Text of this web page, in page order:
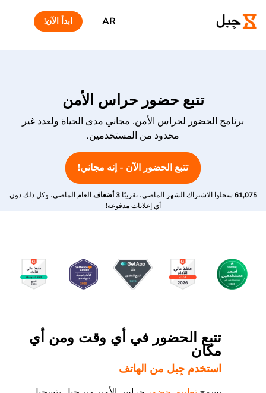
AR ابدأ الآن!
تتبع حضور حراس الأمن
برنامج الحضور لحراس الأمن. مجاني مدى الحياة ولعدد غير
محدود من المستخدمين.
تتبع الحضور الآن - إنه مجاني!
61,075 سجلوا الاشتراك الشهر الماضي، تقريبًا 3 أضعاف
العام الماضي، وكل ذلك دون
أي إعلانات مدفوعة!
تتبع الحضور في أي وقت ومن أي
مكان
استخدم جِبل من الهاتف